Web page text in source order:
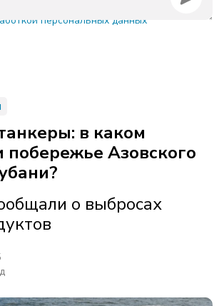
персональных данных
в каком
побережье Азовского
о выбросах